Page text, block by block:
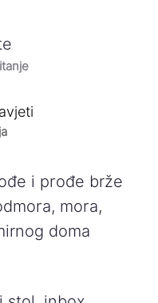
i prođe brže
mora,
doma